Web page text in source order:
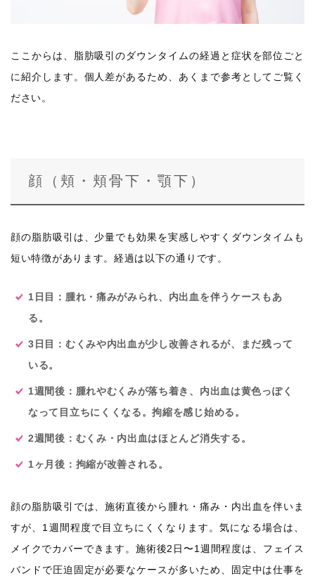
ここからは、脂肪吸引のダウンタイムの経過と症状を部位ごと
に紹介します。個人差があるため、あくまで参考としてご覧く
ださい。
顔（頬・頬骨下・顎下）
顔の脂肪吸引は、少量でも効果を実感しやすくダウンタイムも
短い特徴があります。経過は以下の通りです。
1日目：腫れ・痛みがみられ、内出血を伴うケースもあ
る。
3日目：むくみや内出血が少し改善されるが、まだ残って
いる。
1週間後：腫れやむくみが落ち着き、内出血は黄色っぽく
なって目立ちにくくなる。拘縮を感じ始める。
2週間後：むくみ・内出血はほとんど消失する。
1ヶ月後：拘縮が改善される。
顔の脂肪吸引では、施術直後から腫れ・痛み・内出血を伴いま
すが、1週間程度で目立ちにくくなります。気になる場合は、
メイクでカバーできます。施術後2日〜1週間程度は、フェイス
バンドで圧迫固定が必要なケースが多いため、固定中は仕事を